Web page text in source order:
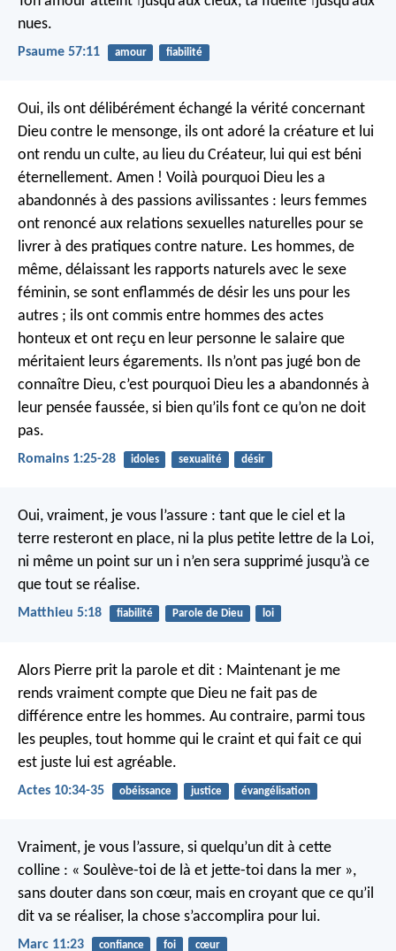
nues.
Psaume 57:11 amour fiabilité
Oui, ils ont délibérément échangé la vérité concernant
Dieu contre le mensonge, ils ont adoré la créature et lui
ont rendu un culte, au lieu du Créateur, lui qui est béni
éternellement. Amen ! Voilà pourquoi Dieu les a
abandonnés à des passions avilissantes : leurs femmes
ont renoncé aux relations sexuelles naturelles pour se
livrer à des pratiques contre nature. Les hommes, de
même, délaissant les rapports naturels avec le sexe
féminin, se sont enflammés de désir les uns pour les
autres ; ils ont commis entre hommes des actes
honteux et ont reçu en leur personne le salaire que
méritaient leurs égarements. Ils n’ont pas jugé bon de
connaître Dieu, c’est pourquoi Dieu les a abandonnés à
leur pensée faussée, si bien qu’ils font ce qu’on ne doit
pas.
Romains 1:25-28 idoles sexualité désir
Oui, vraiment, je vous l’assure : tant que le ciel et la
terre resteront en place, ni la plus petite lettre de la Loi,
ni même un point sur un i n’en sera supprimé jusqu’à ce
que tout se réalise.
Matthieu 5:18 fiabilité Parole de Dieu loi
Alors Pierre prit la parole et dit : Maintenant je me
rends vraiment compte que Dieu ne fait pas de
différence entre les hommes. Au contraire, parmi tous
les peuples, tout homme qui le craint et qui fait ce qui
est juste lui est agréable.
Actes 10:34-35 obéissance justice évangélisation
Vraiment, je vous l’assure, si quelqu’un dit à cette
colline : « Soulève-toi de là et jette-toi dans la mer »,
sans douter dans son cœur, mais en croyant que ce qu’il
dit va se réaliser, la chose s’accomplira pour lui.
Marc 11:23 confiance foi cœur